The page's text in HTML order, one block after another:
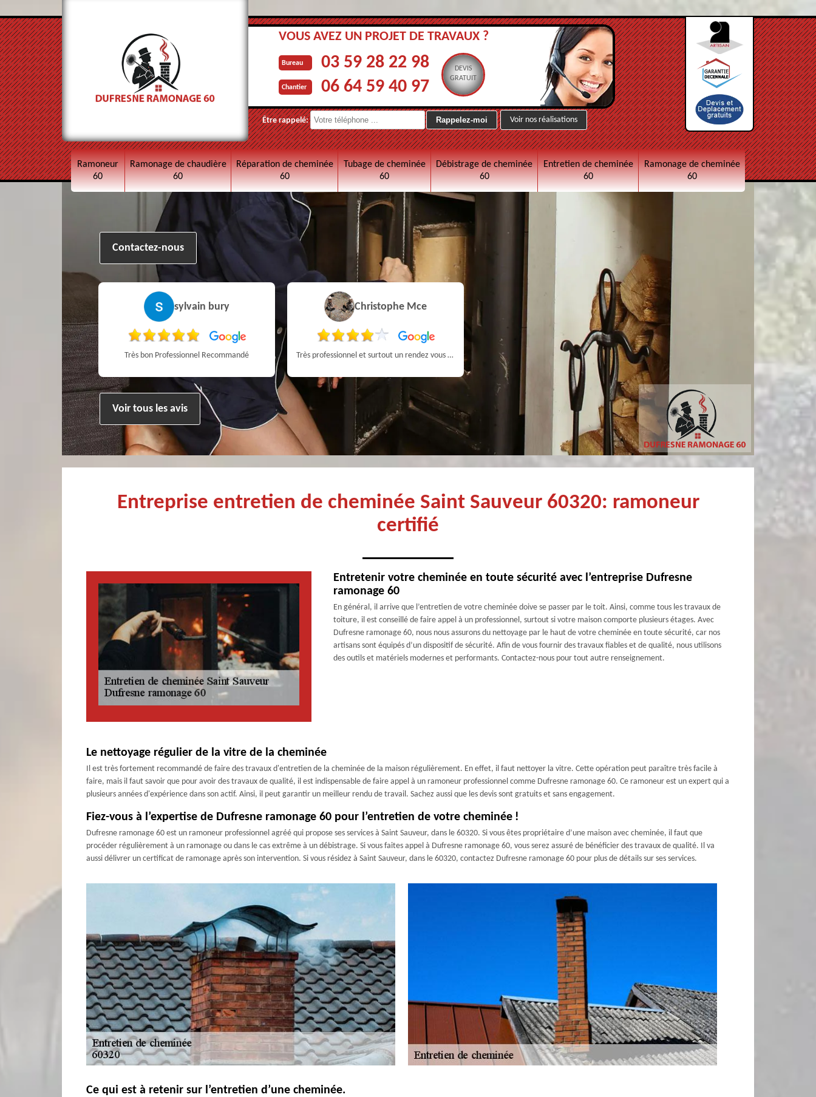
VOUS AVEZ UN PROJET DE TRAVAUX ?
Bureau 03 59 28 22 98
Chantier 06 64 59 40 97
DEVIS
GRATUIT
Être rappelé: Voir nos réalisations
Ramoneur
60
Ramonage de chaudière
60
Réparation de cheminée
60
Tubage de cheminée
60
Débistrage de cheminée
60
Entretien de cheminée
60
Ramonage de cheminée
60
Contactez-nous
sylvain bury
Très bon Professionnel Recommandé
Christophe Mce
Très professionnel et surtout un rendez vous rapide pour un ramonage efficace
Patricia MARCHANDIN
personne sympathique efficace expliquant la démarche de son travail pour un résultat de qualité . A recommander
philippe poivet
Voir tous les avis
Entreprise entretien de cheminée Saint Sauveur 60320: ramoneur
certifié
Entretenir votre cheminée en toute sécurité avec l’entreprise Dufresne
ramonage 60
En général, il arrive que l’entretien de votre cheminée doive se passer par le toit. Ainsi, comme tous les travaux de
toiture, il est conseillé de faire appel à un professionnel, surtout si votre maison comporte plusieurs étages. Avec
Dufresne ramonage 60, nous nous assurons du nettoyage par le haut de votre cheminée en toute sécurité, car nos
artisans sont équipés d’un dispositif de sécurité. Afin de vous fournir des travaux fiables et de qualité, nous utilisons
des outils et matériels modernes et performants. Contactez-nous pour tout autre renseignement.
Le nettoyage régulier de la vitre de la cheminée
Il est très fortement recommandé de faire des travaux d'entretien de la cheminée de la maison régulièrement. En effet, il faut nettoyer la vitre. Cette opération peut paraître très facile à
faire, mais il faut savoir que pour avoir des travaux de qualité, il est indispensable de faire appel à un ramoneur professionnel comme Dufresne ramonage 60. Ce ramoneur est un expert qui a
plusieurs années d'expérience dans son actif. Ainsi, il peut garantir un meilleur rendu de travail. Sachez aussi que les devis sont gratuits et sans engagement.
Fiez-vous à l’expertise de Dufresne ramonage 60 pour l’entretien de votre cheminée !
Dufresne ramonage 60 est un ramoneur professionnel agréé qui propose ses services à Saint Sauveur, dans le 60320. Si vous êtes propriétaire d’une maison avec cheminée, il faut que
procéder régulièrement à un ramonage ou dans le cas extrême à un débistrage. Si vous faites appel à Dufresne ramonage 60, vous serez assuré de bénéficier des travaux de qualité. Il va
aussi délivrer un certificat de ramonage après son intervention. Si vous résidez à Saint Sauveur, dans le 60320, contactez Dufresne ramonage 60 pour plus de détails sur ses services.
Ce qui est à retenir sur l’entretien d’une cheminée.